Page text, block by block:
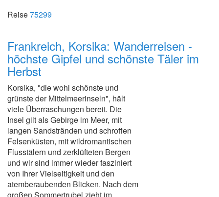
Reise75299
Frankreich, Korsika: Wanderreisen -
höchste Gipfel und schönste Täler im
Herbst
Korsika, "die wohl schönste und
grünste der Mittelmeerinseln", hält
viele Überraschungen bereit. Die
Insel gilt als Gebirge im Meer, mit
langen Sandstränden und schroffen
Felsenküsten, mit wildromantischen
Flusstälern und zerklüfteten Bergen
und wir sind immer wieder fasziniert
von Ihrer Vielseitigkeit und den
atemberaubenden Blicken. Nach dem